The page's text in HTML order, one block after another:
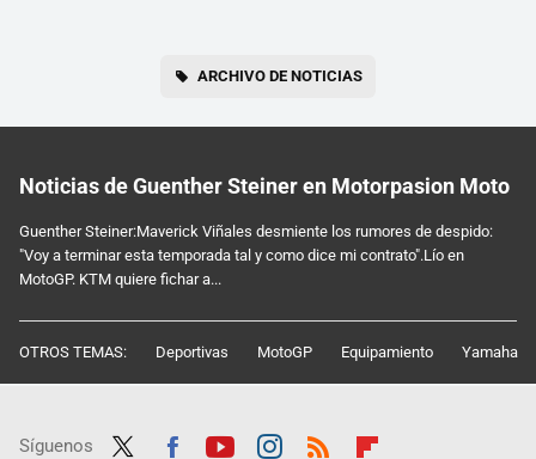
ARCHIVO DE NOTICIAS
Noticias de Guenther Steiner en Motorpasion Moto
Guenther Steiner:Maverick Viñales desmiente los rumores de despido:
"Voy a terminar esta temporada tal y como dice mi contrato".Lío en
MotoGP. KTM quiere fichar a...
OTROS TEMAS: Deportivas MotoGP Equipamiento Yamaha
Síguenos